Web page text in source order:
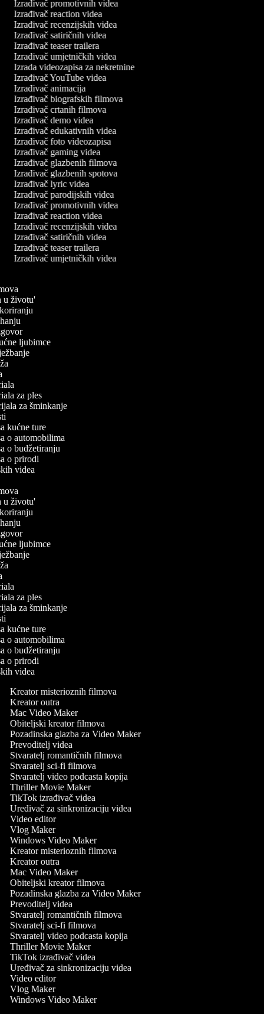
Izrađivač promotivnih videa
Izrađivač reaction videa
Izrađivač recenzijskih videa
Izrađivač satiričnih videa
Izrađivač teaser trailera
Izrađivač umjetničkih videa
Izrada videozapisa za nekretnine
Izrađivač YouTube videa
Izrađivač animacija
Izrađivač biografskih filmova
Izrađivač crtanih filmova
Izrađivač demo videa
Izrađivač edukativnih videa
Izrađivač foto videozapisa
Izrađivač gaming videa
Izrađivač glazbenih filmova
Izrađivač glazbenih spotova
Izrađivač lyric videa
Izrađivač parodijskih videa
Izrađivač promotivnih videa
Izrađivač reaction videa
Izrađivač recenzijskih videa
Izrađivač satiričnih videa
Izrađivač teaser trailera
Izrađivač umjetničkih videa
u životu'
ljubimce
za ples
za šminkanje
kućne ture
o automobilima
o budžetiranju
o prirodi
videa
u životu'
ljubimce
za ples
za šminkanje
kućne ture
o automobilima
o budžetiranju
o prirodi
videa
Kreator misterioznih filmova
Kreator outra
Mac Video Maker
Obiteljski kreator filmova
Pozadinska glazba za Video Maker
Prevoditelj videa
Stvaratelj romantičnih filmova
Stvaratelj sci-fi filmova
Stvaratelj video podcasta kopija
Thriller Movie Maker
TikTok izrađivač videa
Uređivač za sinkronizaciju videa
Video editor
Vlog Maker
Windows Video Maker
Kreator misterioznih filmova
Kreator outra
Mac Video Maker
Obiteljski kreator filmova
Pozadinska glazba za Video Maker
Prevoditelj videa
Stvaratelj romantičnih filmova
Stvaratelj sci-fi filmova
Stvaratelj video podcasta kopija
Thriller Movie Maker
TikTok izrađivač videa
Uređivač za sinkronizaciju videa
Video editor
Vlog Maker
Windows Video Maker